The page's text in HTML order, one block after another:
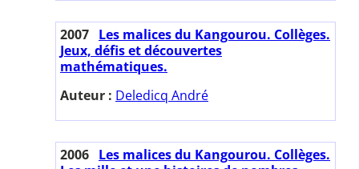
2007 Les malices du Kangourou. Collèges.
Jeux, défis et découvertes
mathématiques.
Auteur : Deledicq André
2006 Les malices du Kangourou. Collèges.